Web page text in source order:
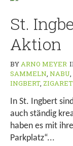
St.
Aktion
BYARNO MEYER
SAMMELN, NABU,
INGBERT,
In St. Ingbert
auch ständig
haben es mit
Parkplatz“...